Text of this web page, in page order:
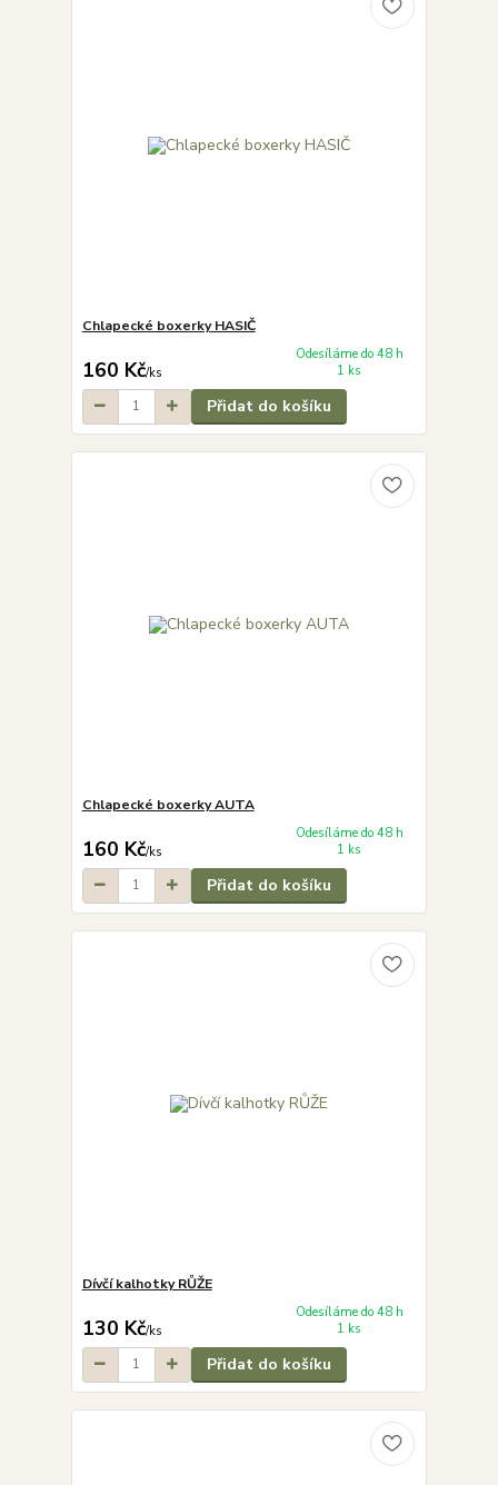
Chlapecké boxerky HASIČ
160 Kč/ks
Odesíláme do 48 h
1 ks
Přidat do košíku
Chlapecké boxerky AUTA
160 Kč/ks
Odesíláme do 48 h
1 ks
Přidat do košíku
Dívčí kalhotky RŮŽE
130 Kč/ks
Odesíláme do 48 h
1 ks
Přidat do košíku